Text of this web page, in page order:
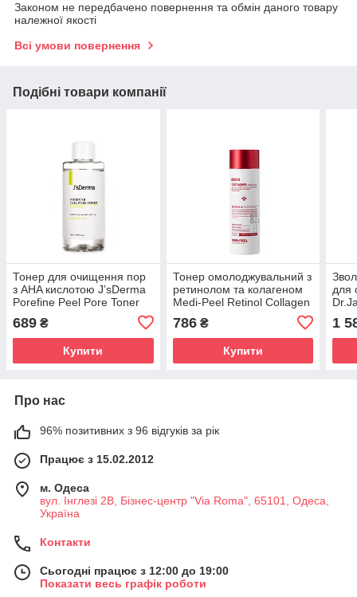
Законом не передбачено повернення та обмін даного товару
належної якості
Всі умови повернення
Подібні товари компанії
Тонер для очищення пор
з AHA кислотою J’sDerma
Porefine Peel Pore Toner
689 ₴
Купити
Тонер омолоджувальний з
ретинолом та колагеном
Medi-Peel Retinol Collagen
786₴
Купити
для
1
Про нас
96% позитивних з 96 відгуків за рік
Працює з 15.02.2012
м. Одеса
вул. Інглезі 2В, Бізнес-центр "Via Roma", 65101, Одеса,
Україна
Контакти
Сьогодні працює з 12:00 до 19:00
Показати весь графік роботи